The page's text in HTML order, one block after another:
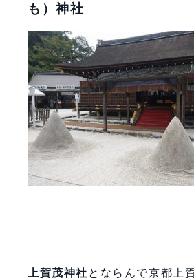
も）神社
上賀茂神社 とならんで京都上